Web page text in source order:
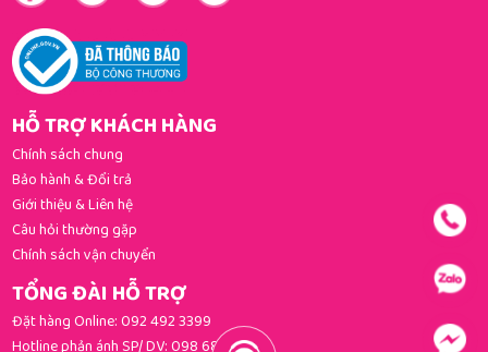
HỖ TRỢ KHÁCH HÀNG
Chính sách chung
Bảo hành & Đổi trả
Giới thiệu & Liên hệ
Câu hỏi thường gặp
Chính sách vận chuyển
TỔNG ĐÀI HỖ TRỢ
Đặt hàng Online:092 492 3399